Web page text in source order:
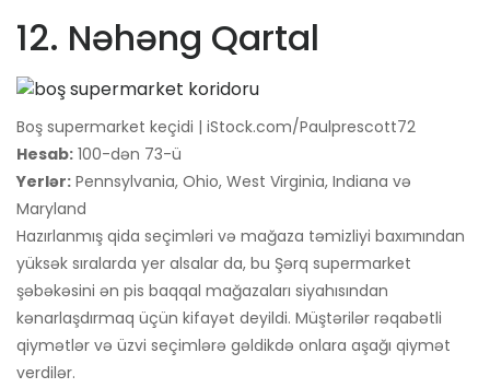
12. Nəhəng Qartal
Boş supermarket keçidi | iStock.com/Paulprescott72
Hesab: 100-dən 73-ü
Yerlər: Pennsylvania, Ohio, West Virginia, Indiana və
Maryland
Hazırlanmış qida seçimləri və mağaza təmizliyi baxımından
yüksək sıralarda yer alsalar da, bu Şərq supermarket
şəbəkəsini ən pis baqqal mağazaları siyahısından
kənarlaşdırmaq üçün kifayət deyildi. Müştərilər rəqabətli
qiymətlər və üzvi seçimlərə gəldikdə onlara aşağı qiymət
verdilər.